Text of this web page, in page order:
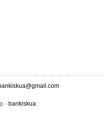
- bankiskua